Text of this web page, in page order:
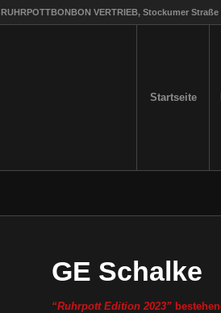
RUHRPOTTBONBON VERTRIEB, Stockumer
Startseite
GE Schalke
“Ruhrpott Edition 2023”